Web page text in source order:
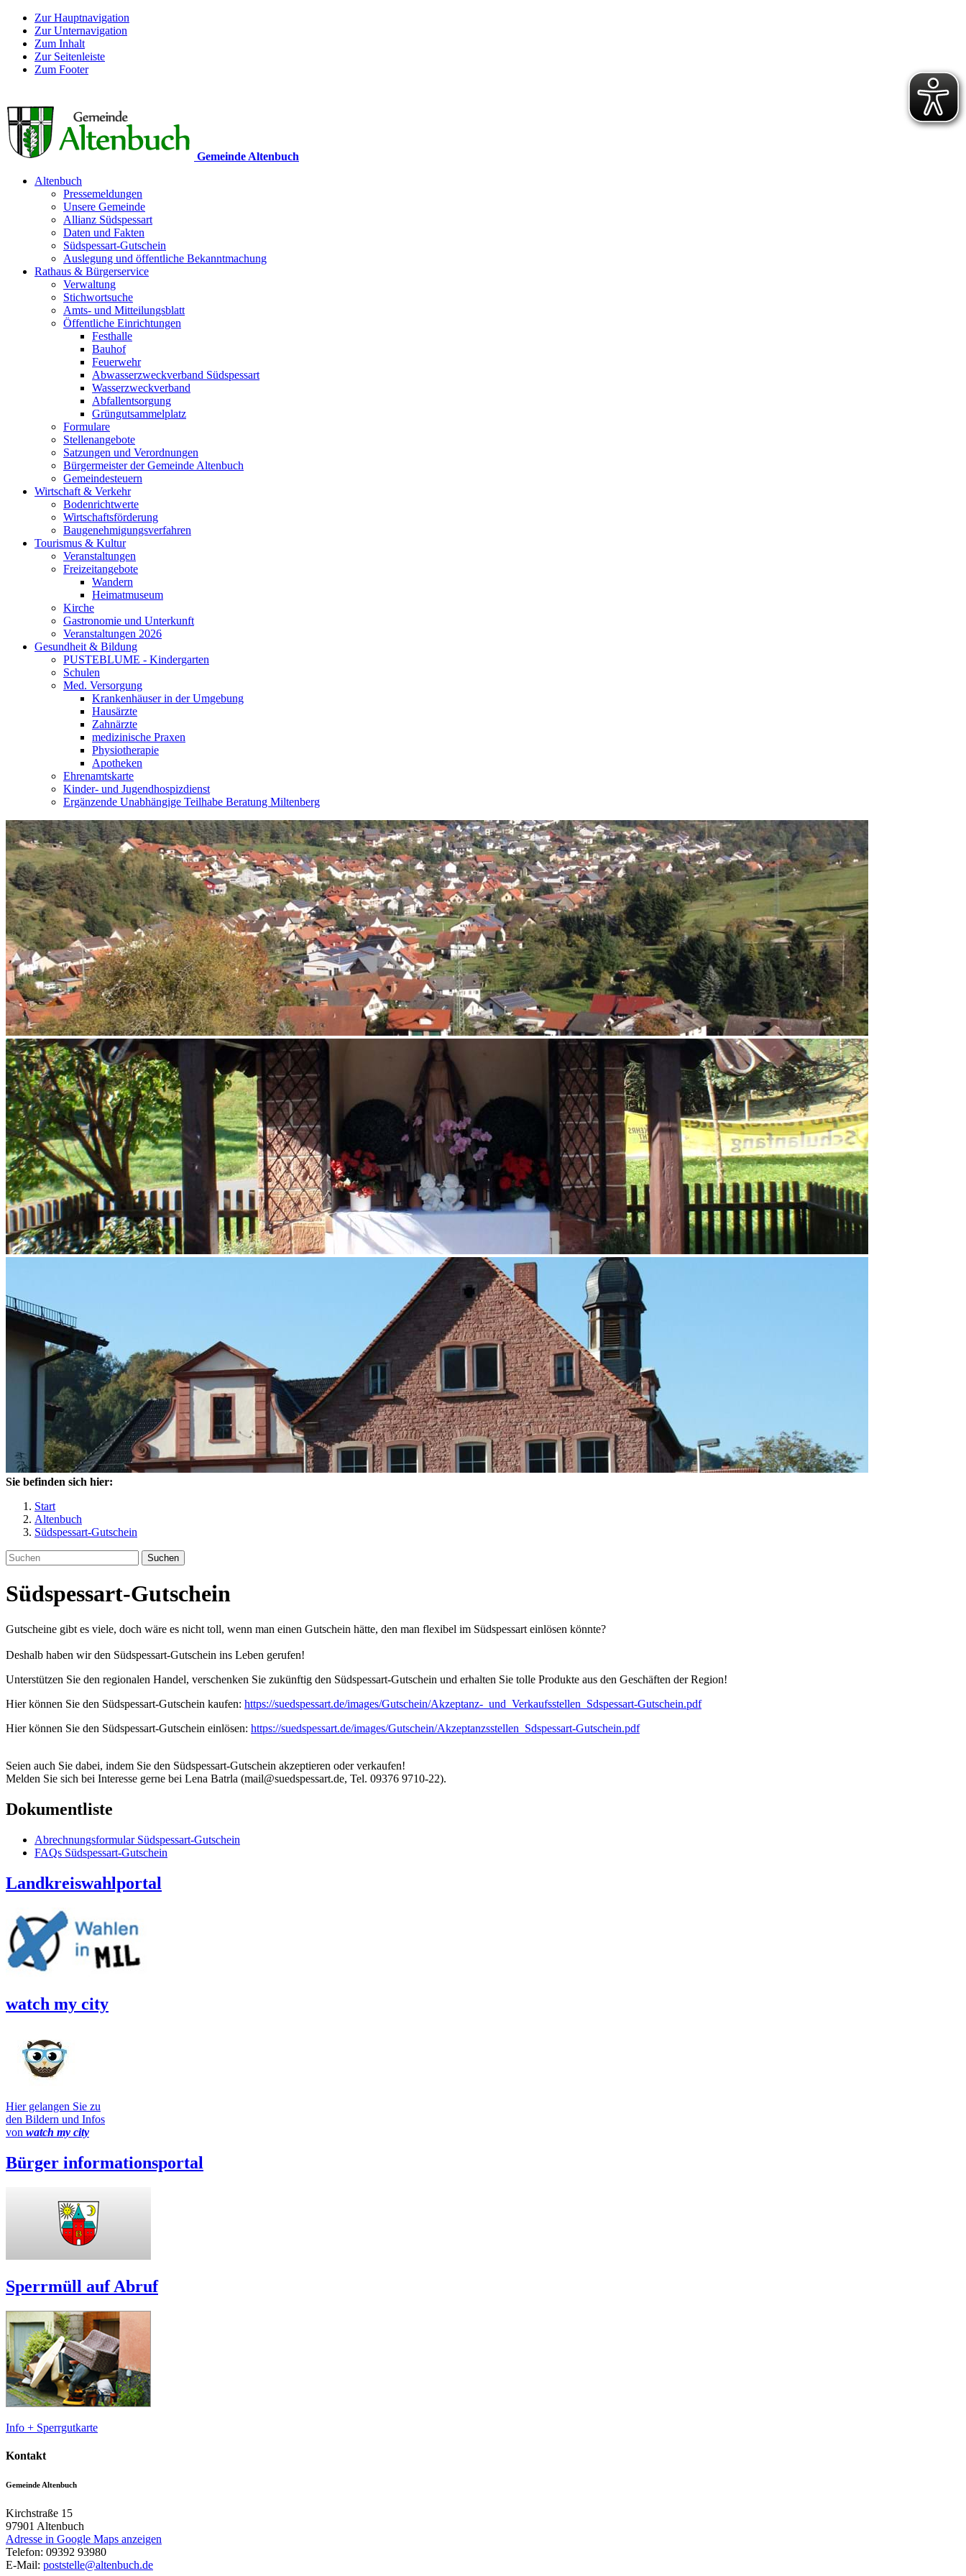
Zur Hauptnavigation
Zur Unternavigation
Zum Inhalt
Zur Seitenleiste
Zum Footer
Gemeinde Altenbuch
Altenbuch
Pressemeldungen
Unsere Gemeinde
Allianz Südspessart
Daten und Fakten
Südspessart-Gutschein
Auslegung und öffentliche Bekanntmachung
Rathaus & Bürgerservice
Verwaltung
Stichwortsuche
Amts- und Mitteilungsblatt
Öffentliche Einrichtungen
Festhalle
Bauhof
Feuerwehr
Abwasserzweckverband Südspessart
Wasserzweckverband
Abfallentsorgung
Grüngutsammelplatz
Formulare
Stellenangebote
Satzungen und Verordnungen
Bürgermeister der Gemeinde Altenbuch
Gemeindesteuern
Wirtschaft & Verkehr
Bodenrichtwerte
Wirtschaftsförderung
Baugenehmigungsverfahren
Tourismus & Kultur
Veranstaltungen
Freizeitangebote
Wandern
Heimatmuseum
Kirche
Gastronomie und Unterkunft
Veranstaltungen 2026
Gesundheit & Bildung
PUSTEBLUME - Kindergarten
Schulen
Med. Versorgung
Krankenhäuser in der Umgebung
Hausärzte
Zahnärzte
medizinische Praxen
Physiotherapie
Apotheken
Ehrenamtskarte
Kinder- und Jugendhospizdienst
Ergänzende Unabhängige Teilhabe Beratung Miltenberg
Sie befinden sich hier:
Start
Altenbuch
Südspessart-Gutschein
Suchen
Südspessart-Gutschein
Gutscheine gibt es viele, doch wäre es nicht toll, wenn man einen Gutschein hätte, den man flexibel im Südspessart einlösen könnte?
Deshalb haben wir den Südspessart-Gutschein ins Leben gerufen!
Unterstützen Sie den regionalen Handel, verschenken Sie zukünftig den Südspessart-Gutschein und erhalten Sie tolle Produkte aus den Geschäften der Region!
Hier können Sie den Südspessart-Gutschein kaufen: https://suedspessart.de/images/Gutschein/Akzeptanz-_und_Verkaufsstellen_Sdspessart-Gutschein.pdf
Hier können Sie den Südspessart-Gutschein einlösen: https://suedspessart.de/images/Gutschein/Akzeptanzsstellen_Sdspessart-Gutschein.pdf
Seien auch Sie dabei, indem Sie den Südspessart-Gutschein akzeptieren oder verkaufen!
Melden Sie sich bei Interesse gerne bei Lena Batrla (mail@suedspessart.de, Tel. 09376 9710-22).
Dokumentliste
Abrechnungsformular Südspessart-Gutschein
FAQs Südspessart-Gutschein
Landkreiswahlportal
watch my city
Hier gelangen Sie zu
den Bildern und Infos
von watch my city
Bürger informationsportal
Sperrmüll auf Abruf
Info + Sperrgutkarte
Kontakt
Gemeinde Altenbuch
Kirchstraße 15
97901 Altenbuch
Adresse in Google Maps anzeigen
Telefon: 09392 93980
E-Mail: poststelle@altenbuch.de